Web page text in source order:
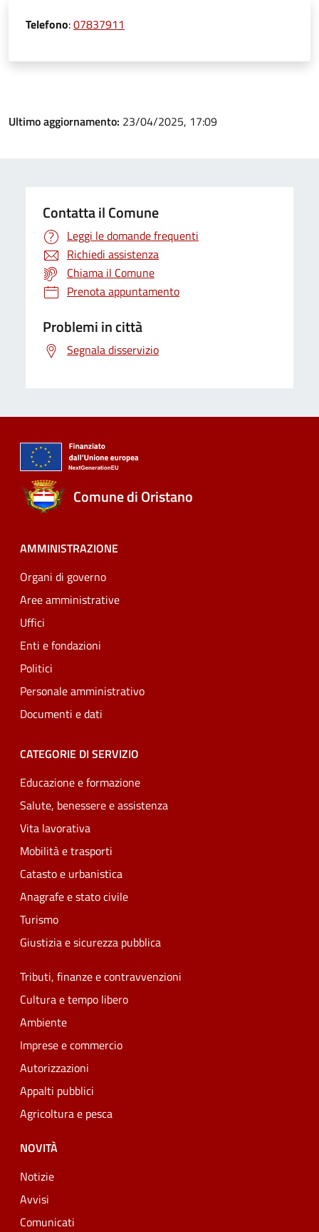
Telefono:07837911
Ultimo aggiornamento: 23/04/2025, 17:09
Contatta il Comune
Leggi le domande frequenti
Richiedi assistenza
Chiama il Comune
Prenota appuntamento
Problemi in città
Segnala disservizio
Comune di Oristano
AMMINISTRAZIONE
Organi di governo
Aree amministrative
Uffici
Enti e fondazioni
Politici
Personale amministrativo
Documenti e dati
CATEGORIE DI SERVIZIO
Educazione e formazione
Salute, benessere e assistenza
Vita lavorativa
Mobilità e trasporti
Catasto e urbanistica
Anagrafe e stato civile
Turismo
Giustizia e sicurezza pubblica
Tributi, finanze e contravvenzioni
Cultura e tempo libero
Ambiente
Imprese e commercio
Autorizzazioni
Appalti pubblici
Agricoltura e pesca
NOVITÀ
Notizie
Avvisi
Comunicati